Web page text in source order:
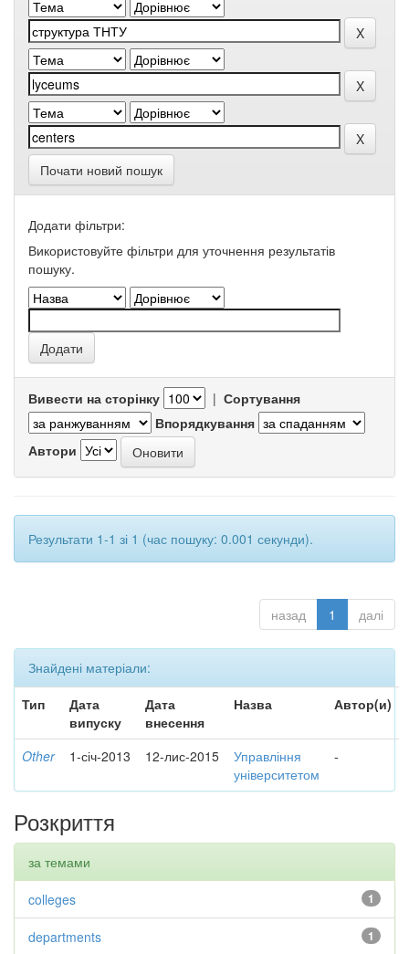
Почати новий пошук
Додати фільтри:
Використовуйте фільтри для уточнення результатів
пошуку.
Вивести на сторінку | Сортування
Впорядкування
Автори
Результати 1-1 зі 1 (час пошуку: 0.001 секунди).
назад 1 далі
Знайдені матеріали:
Тип
Дата
випуску
Дата
внесення
Назва Автор(и)
Other 1-січ-2013 12-лис-2015
Управління
університетом
-
Розкриття
за темами
1
colleges
1
departments